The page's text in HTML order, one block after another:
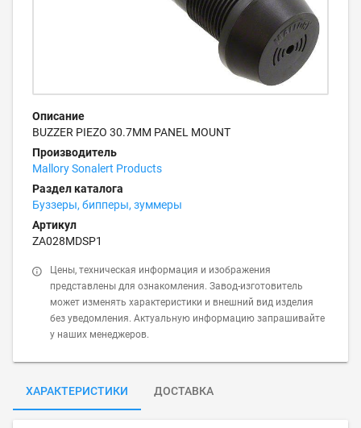
Описание
BUZZER PIEZO 30.7MM PANEL MOUNT
Производитель
Mallory Sonalert Products
Раздел каталога
Буззеры, бипперы, зуммеры
Артикул
ZA028MDSP1
Цены, техническая информация и изображения
представлены для ознакомления. Завод-изготовитель
может изменять характеристики и внешний вид изделия
без уведомления. Актуальную информацию запрашивайте
у наших менеджеров.
ХАРАКТЕРИСТИКИ ДОСТАВКА